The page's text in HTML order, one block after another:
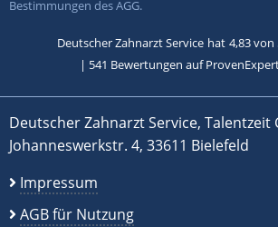
Bestimmungen des AGG.
Deutscher Zahnarzt Service hat 4,83von
| 541 Bewertungen auf
Deutscher Zahnarzt Service, Talentzeit
Johanneswerkstr. 4, 33611 Bielefeld
Impressum
AGB für Nutzung